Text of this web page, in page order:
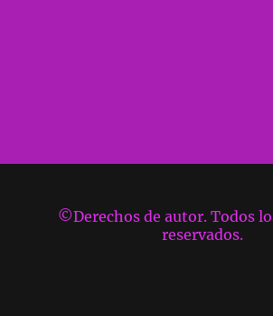
©Derechos de autor. Todos
reservados.